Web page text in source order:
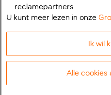
reclamepartners.
U kunt meer lezen in onze
Ik wil
Alle